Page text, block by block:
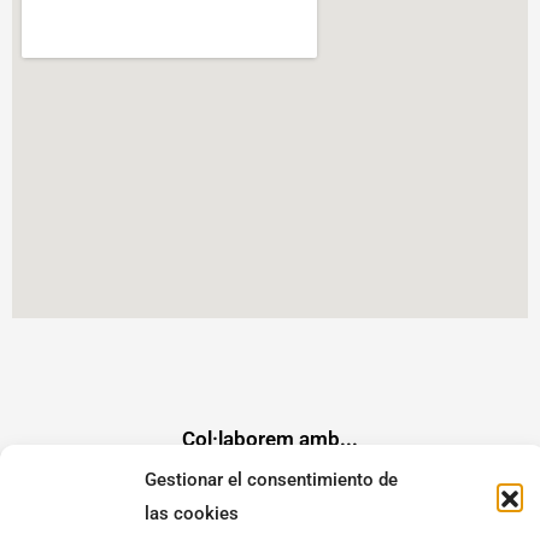
Gestionar el consentimiento de
las cookies
r
e
o
Col·laborem amb...